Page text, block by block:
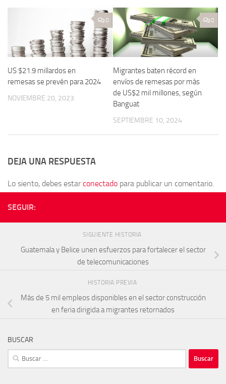
0
US $21.9 millardos en
remesas se prevén para 2024
NOVIEMBRE 20, 2023
0
Migrantes baten récord en
envíos de remesas por más
de US$2 mil millones, según
Banguat
SEPTIEMBRE 10, 2024
DEJA UNA RESPUESTA
Lo siento, debes estarconectado para publicar un comentario.
SEGUIR:
SIGUIENTE HISTORIA
Guatemala y Belice unen esfuerzos para fortalecer el sector
de telecomunicaciones
HISTORIA PREVIA
Más de 5 mil empleos disponibles en el sector construcción
en feria dirigida a migrantes retornados
BUSCAR
Buscar: